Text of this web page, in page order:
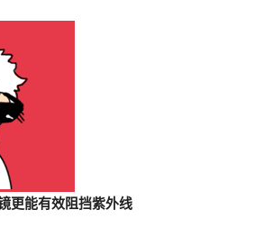
更能有效阻挡紫外线